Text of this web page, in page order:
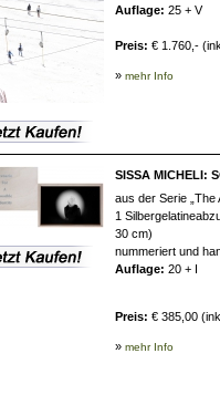
Auflage: 25 + V
Preis: € 1.760,-
» mehr Info
SISSA MICHELI:
aus der Serie „The
1
30 cm)
nummeriert und
Auflage: 20 + I
Preis: € 385,00
» mehr Info